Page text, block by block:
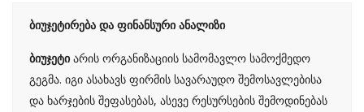
ბიუჯეტირება და ფინანსური ანალიზი
ბიუჯეტი არის ორგანიზაციის სამომავლო სამოქმედო
გეგმა. იგი ასახავს ფირმის სავარაუდო შემოსავლებისა
და ხარჯების შეფასებას, ასევე რესურსების შემოდინებას